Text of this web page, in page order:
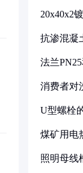
20x40x2
抗渗混凝
法兰
消费者对
U型螺栓
煤矿用电
照明母线